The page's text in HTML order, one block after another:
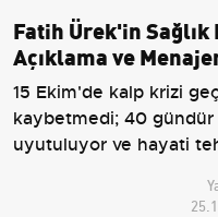
Fatih Ürek'in
Açıklama ve
15 Ekim'de kalp krizi
kaybetmedi; 40 gündür
uyutuluyor ve hayati